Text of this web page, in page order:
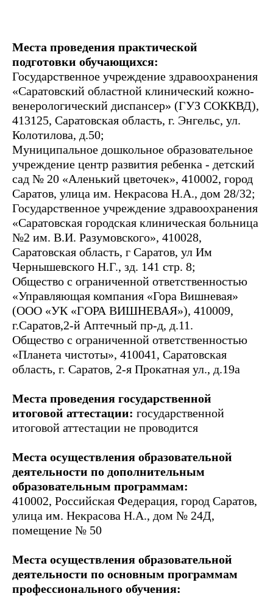
Места проведения практической
подготовки обучающихся:
Государственное учреждение здравоохранения
«Саратовский областной клинический кожно-
венерологический диспансер» (ГУЗ СОККВД),
413125, Саратовская область, г. Энгельс, ул.
Колотилова, д.50;
Муниципальное дошкольное образовательное
учреждение центр развития ребенка - детский
сад № 20 «Аленький цветочек», 410002, город
Саратов, улица им. Некрасова Н.А., дом 28/32;
Государственное учреждение здравоохранения
«Саратовская городская клиническая больница
№2 им. В.И. Разумовского», 410028,
Саратовская область, г Саратов, ул Им
Чернышевского Н.Г., зд. 141 стр. 8;
Общество с ограниченной ответственностью
«Управляющая компания «Гора Вишневая»
(ООО «УК «ГОРА ВИШНЕВАЯ»), 410009,
г.Саратов,2-й Аптечный пр-д, д.11.
Общество с ограниченной ответственностью
«Планета чистоты», 410041, Саратовская
область, г. Саратов, 2-я Прокатная ул., д.19а
Места проведения государственной
итоговой аттестации: государственной
итоговой аттестации не проводится
Места осуществления образовательной
деятельности по дополнительным
образовательным программам:
410002, Российская Федерация, город Саратов,
улица им. Некрасова Н.А., дом № 24Д,
помещение № 50
Места осуществления образовательной
деятельности по основным программам
профессионального обучения: